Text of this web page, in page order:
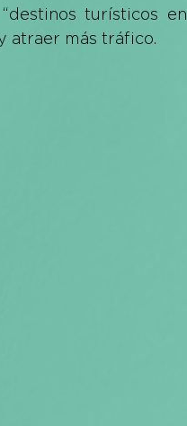
turísticos en
atraer más tráfico.